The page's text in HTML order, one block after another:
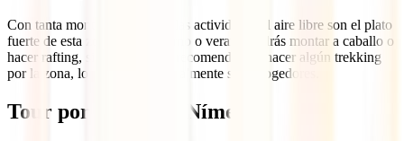
Con tanta montaña alrededor las actividades al aire libre son el plato
fuerte de esta zona. Sea invierno o verano podrás montar a caballo o
hacer rafting, sin embargo, te recomendamos hacer algún trekking
por la zona, los paisajes son realmente sobrecogedores.
Tour por la laguna Nímez